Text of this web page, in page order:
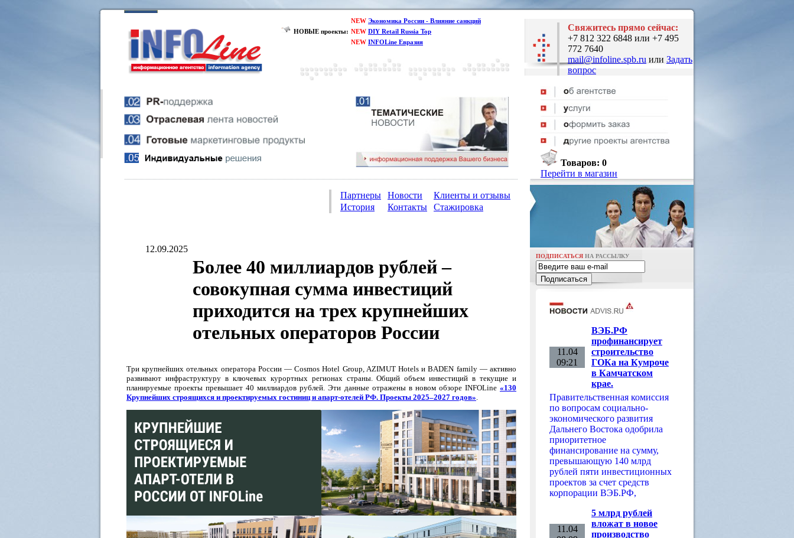
НОВЫЕ проекты:
NEW Экономика России - Влияние санкций
NEW DIY Retail Russia Top
NEW INFOLine Евразия
Свяжитесь прямо сейчас:
+7 812 322 6848 или +7 495
772 7640
mail@infoline.spb.ru или Задать
вопрос
Товаров: 0
Перейти в магазин
Партнеры Новости
Клиенты и отзывы
История
Контакты Стажировка
12.09.2025
Более 40 миллиардов рублей –
совокупная сумма инвестиций
приходится на трех крупнейших
отельных операторов России
Три крупнейших отельных оператора России — Cosmos Hotel Group, AZIMUT Hotels и BADEN family — активно
развивают инфраструктуру в ключевых курортных регионах страны. Общий объем инвестиций в текущие и
планируемые проекты превышает 40 миллиардов рублей. Эти данные отражены в новом обзоре INFOLine «130
Крупнейших строящихся и проектируемых гостиниц и апарт-отелей РФ. Проекты 2025–2027 годов».
ПОДПИСАТЬСЯ НА РАССЫЛКУ
11.04
09:21
ВЭБ.РФ
профинансирует
строительство
ГОКа на Кумроче
в Камчатском
крае.
Правительственная комиссия
по вопросам социально-
экономического развития
Дальнего Востока одобрила
приоритетное
финансирование на сумму,
превышающую 140 млрд
рублей пяти инвестиционных
проектов за счет средств
корпорации ВЭБ.РФ,
11.04
5 млрд рублей
вложат в новое
производство